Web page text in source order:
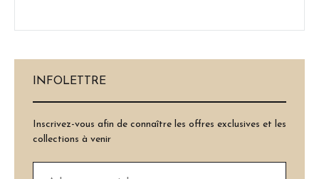
INFOLETTRE
Inscrivez-vous afin de connaître les offres exclusives et les
collections à venir